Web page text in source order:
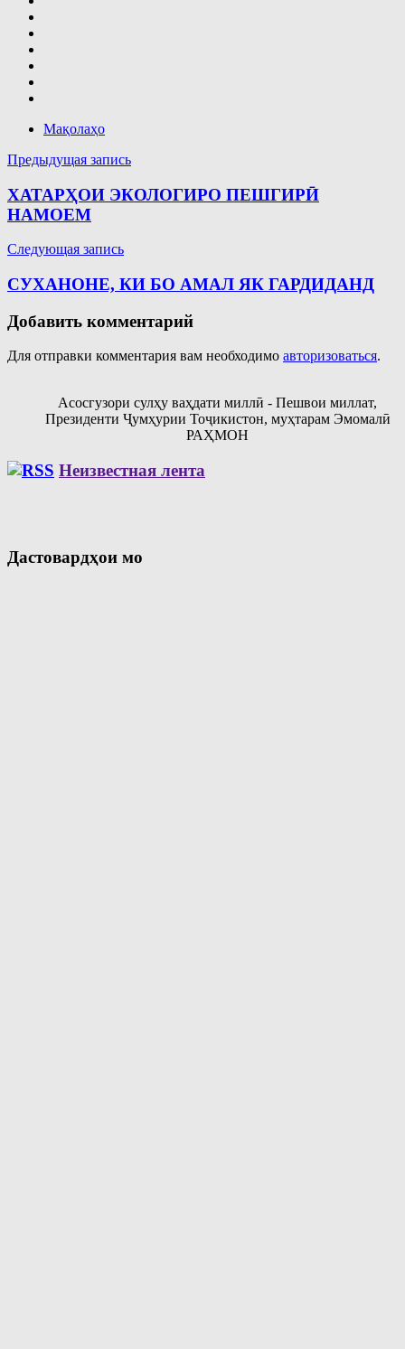
Мақолаҳо
Навигация
по
записям
Предыдущая запись
ХАТАРҲОИ ЭКОЛОГИРО ПЕШГИРӢ
НАМОЕМ
Следующая запись
СУХАНОНЕ, КИ БО АМАЛ ЯК ГАРДИДАНД
Добавить комментарий
Для отправки комментария вам необходимо авторизоваться.
Асосгузори сулҳу ваҳдати миллӣ - Пешвои миллат,
Президенти Ҷумҳурии Тоҷикистон, муҳтарам Эмомалӣ
РАҲМОН
Неизвестная лента
Дастовардҳои мо